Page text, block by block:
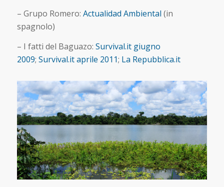
– Grupo Romero: Actualidad Ambiental (in
spagnolo)
– I fatti del Baguazo: Survival.it giugno
2009; Survival.it aprile 2011; La Repubblica.it